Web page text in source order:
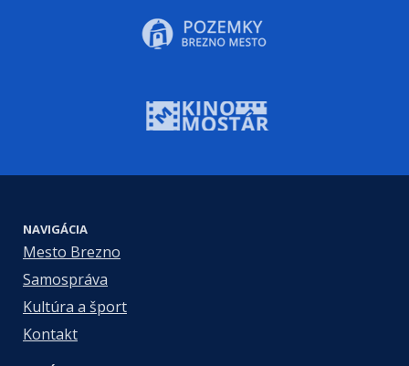
NAVIGÁCIA
Mesto Brezno
Samospráva
Kultúra a šport
Kontakt